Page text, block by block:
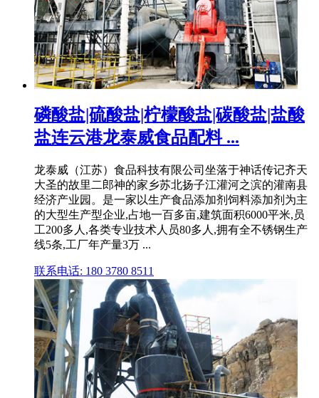
磷酸盐|硫酸盐|柠檬酸盐|碳酸盐|盐酸
盐连云港龙泰威食品配料 ...
龙泰威（江苏）食品科技有限公司坐落于神话传记齐天
大圣的故里二郎神的家乡苏北扬子江灌河之滨的灌南县
经济产业园。是一家以生产食品添加剂饲料添加剂为主
的大型生产型企业,占地一百多亩,建筑面积6000平米,员
工200多人,各类专业技术人员80多人,拥有全不锈钢生产
线5条,工厂年产量3万 ...
联系电话: 180 3780 8511